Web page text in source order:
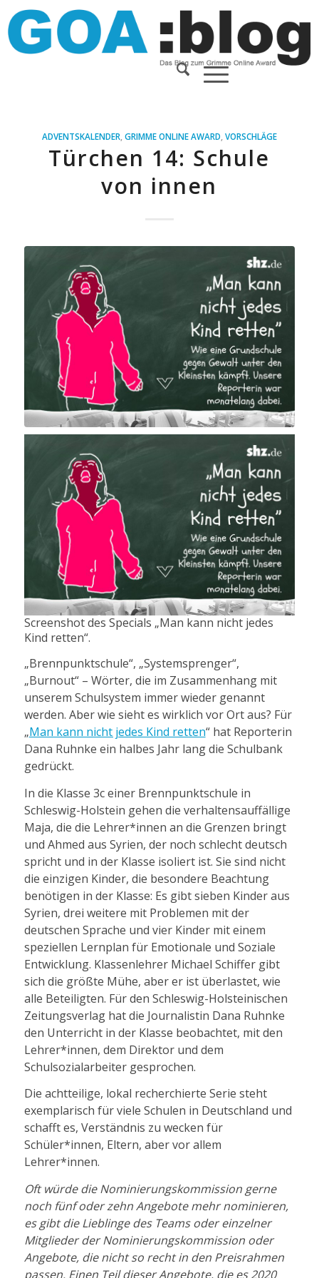
ADVENTSKALENDER GRIMME ONLINE AWARD VORSCHLÄGE
Türchen 14: Schule
von innen
Screenshot des Specials „Man kann nicht jedes
Kind retten“.
„Brennpunktschule“, „Systemsprenger“,
„Burnout“ – Wörter, die im Zusammenhang mit
unserem Schulsystem immer wieder genannt
werden. Aber wie sieht es wirklich vor Ort aus? Für
„Man kann nicht jedes Kind retten“ hat Reporterin
Dana Ruhnke ein halbes Jahr lang die Schulbank
gedrückt.
In die Klasse 3c einer Brennpunktschule in
Schleswig-Holstein gehen die verhaltensauffällige
Maja, die die Lehrer*innen an die Grenzen bringt
und Ahmed aus Syrien, der noch schlecht deutsch
spricht und in der Klasse isoliert ist. Sie sind nicht
die einzigen Kinder, die besondere Beachtung
benötigen in der Klasse: Es gibt sieben Kinder aus
Syrien, drei weitere mit Problemen mit der
deutschen Sprache und vier Kinder mit einem
speziellen Lernplan für Emotionale und Soziale
Entwicklung. Klassenlehrer Michael Schiffer gibt
sich die größte Mühe, aber er ist überlastet, wie
alle Beteiligten. Für den Schleswig-Holsteinischen
Zeitungsverlag hat die Journalistin Dana Ruhnke
den Unterricht in der Klasse beobachtet, mit den
Lehrer*innen, dem Direktor und dem
Schulsozialarbeiter gesprochen.
Die achtteilige, lokal recherchierte Serie steht
exemplarisch für viele Schulen in Deutschland und
schafft es, Verständnis zu wecken für
Schüler*innen, Eltern, aber vor allem
Lehrer*innen.
Oft würde die Nominierungskommission gerne
noch fünf oder zehn Angebote mehr nominieren,
es gibt die Lieblinge des Teams oder einzelner
Mitglieder der Nominierungskommission oder
Angebote, die nicht so recht in den Preisrahmen
passen. Einen Teil dieser Angebote, die es 2020